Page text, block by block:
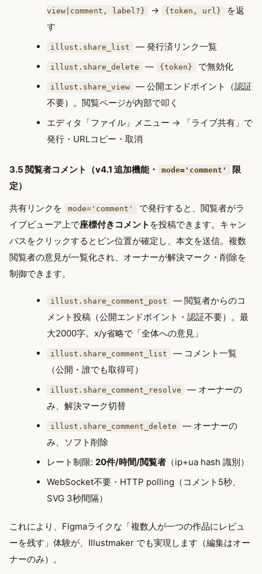
view|comment, label?}
→ {token, url}
を返
す
illust.share_list — 発行済リンク一覧
illust.share_delete — {token} で無効化
illust.share_view
— 公開エンドポイント（認証
不要）。閲覧ページが内部で叩く
エディタ「ファイル」メニュー → 「ライブ共有」で
発行・URLコピー・取消
3.5 閲覧者コメント（v4.1 追加機能・ mode='comment'
限
定）
共有リンクを
mode='comment'
で発行すると、閲覧者がラ
イブビューア上で座標付きコメント を投稿できます。キャン
バスをクリックするとピン位置が確定し、本文を送信。複数
閲覧者の意見が一覧化され、オーナーが解決マーク・削除を
制御できます。
illust.share_comment_post
— 閲覧者からのコ
メント投稿（公開エンドポイント・認証不要）。最
大2000字。x/y省略で「全体への意見」
illust.share_comment_list
— コメント一覧
（公開・誰でも取得可）
illust.share_comment_resolve
— オーナーの
み、解決マーク切替
illust.share_comment_delete
— オーナーの
み、ソフト削除
レート制限: 20件/時間/閲覧者 （ip+ua hash 識別）
WebSocket不要・HTTP polling（コメント5秒、
SVG 3秒間隔）
これにより、Figmaライクな「複数人が一つの作品にレビュ
ーを残す」体験が、Illustmaker でも実現します（編集はオー
ナーのみ）。